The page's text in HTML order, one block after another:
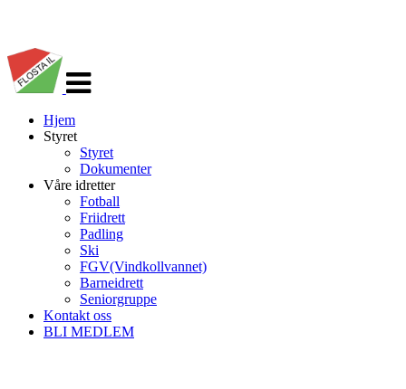
navigasjon
Hjem
Styret
Styret
Dokumenter
Våre idretter
Fotball
Friidrett
Padling
Ski
FGV(Vindkollvannet)
Barneidrett
Seniorgruppe
Kontakt oss
BLI MEDLEM